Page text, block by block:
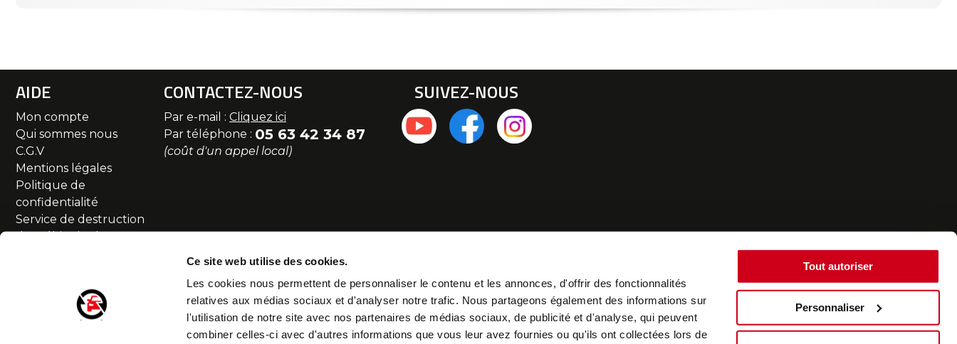
Ce site web utilise des cookies.
Les cookies nous permettent de personnaliser le contenu et les annonces, d'offrir des fonctionnalités
relatives aux médias sociaux et d'analyser notre trafic. Nous partageons également des informations sur
l'utilisation de notre site avec nos partenaires de médias sociaux, de publicité et d'analyse, qui peuvent
combiner celles-ci avec d'autres informations que vous leur avez fournies ou qu'ils ont collectées lors de
Tout autoriser
Personnaliser
AIDE
Mon compte
Qui sommes nous
C.G.V
Mentions légales
Politique de
confidentialité
Service de destruction
des véhicules hors
SAV et Retour
Partenaires
Accessibilité numérique
CONTACTEZ-NOUS
Par e-mail : Cliquez ici
Par téléphone : 05 63 42 34 87
(coût d'un appel local)
SUIVEZ-NOUS
©2022 - SurplusAuto - Réalisation : datasolution.fr